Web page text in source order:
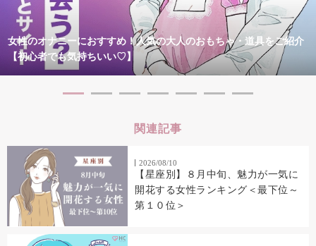
女性のオナニーにおすすめ！人気の大人のおもちゃ・道具をご紹介
【初心者でも気持ちいい♡】
関連記事
2026/08/10
【星座別】８月中旬、魅力が一気に
開花する女性ランキング＜最下位～
第１０位＞